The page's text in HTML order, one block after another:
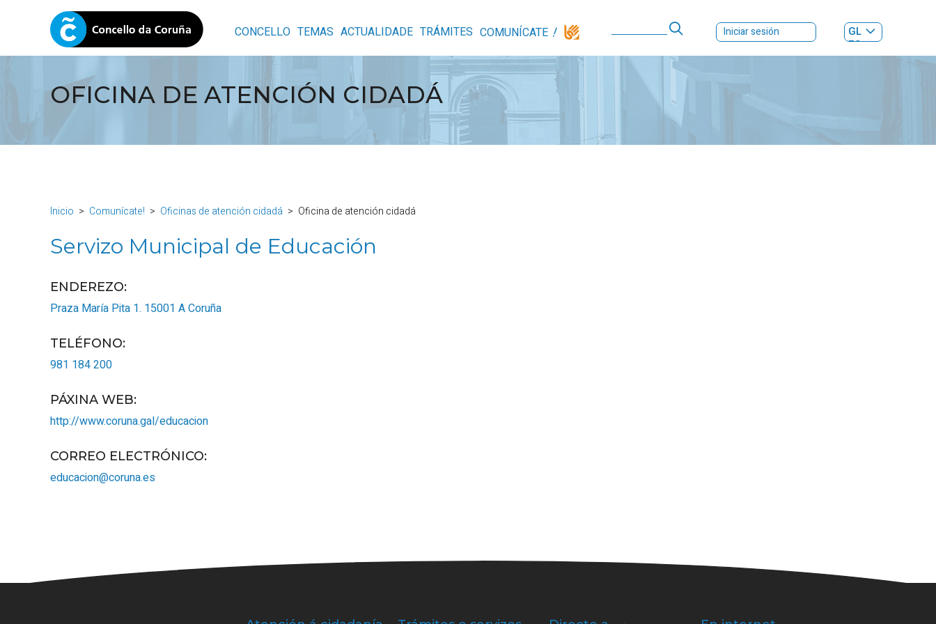
CONCELLO TEMAS ACTUALIDADE TRÁMITES COMUNÍCATE Iniciar sesión
GL
ES|
OFICINA DE ATENCIÓN CIDADÁ
Inicio Comunícate! Oficinas de atención cidadá Oficina de atención cidadá
Servizo Municipal de Educación
ENDEREZO:
Praza María Pita 1. 15001 A Coruña
TELÉFONO:
981 184 200
PÁXINA WEB:
http://www.coruna.gal/educacion
CORREO ELECTRÓNICO:
educacion@coruna.es